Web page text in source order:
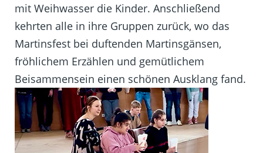
mit Weihwasser die Kinder. Anschließend
kehrten alle in ihre Gruppen zurück, wo das
Martinsfest bei duftenden Martinsgänsen,
fröhlichem Erzählen und gemütlichem
Beisammensein einen schönen Ausklang fand.